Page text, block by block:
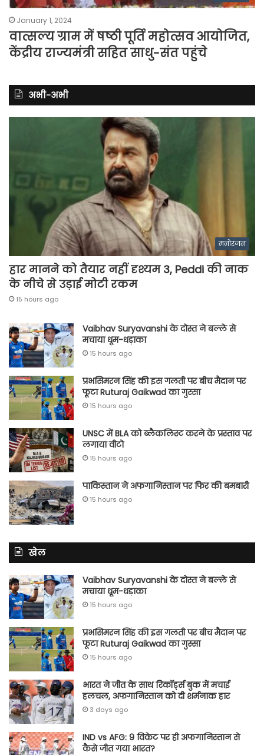
January 1, 2024
वात्सल्य ग्राम में षष्ठी पूर्ति महोत्सव आयोजित,
केंद्रीय राज्यमंत्री सहित साधु-संत पहुंचे
अभी-अभी
मनोरंजन
हार मानने को तैयार नहीं दृश्यम 3, Peddi की नाक
के नीचे से उड़ाई मोटी रकम
15 hours ago
Vaibhav Suryavanshi के दोस्त ने बल्ले से
मचाया धूम-धड़ाका
15 hours ago
प्रभसिमरन सिंह की इस गलती पर बीच मैदान पर
फूटा Ruturaj Gaikwad का गुस्सा
15 hours ago
UNSC में BLA को ब्लैकलिस्ट करने के प्रस्ताव पर
लगाया वीटो
15 hours ago
पाकिस्तान ने अफगानिस्तान पर फिर की बमबारी
15 hours ago
खेल
Vaibhav Suryavanshi के दोस्त ने बल्ले से
मचाया धूम-धड़ाका
15 hours ago
प्रभसिमरन सिंह की इस गलती पर बीच मैदान पर
फूटा Ruturaj Gaikwad का गुस्सा
15 hours ago
भारत ने जीत के साथ रिकॉर्ड्स बुक में मचाई
हलचल, अफगानिस्तान को दी शर्मनाक हार
3 days ago
IND vs AFG: 9 विकेट पर ही अफगानिस्तान से
कैसे जीत गया भारत?